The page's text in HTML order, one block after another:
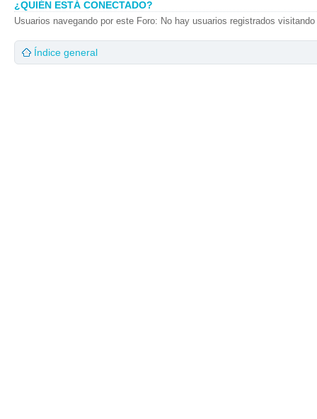
¿QUIÉN ESTÁ CONECTADO?
Usuarios navegando por este Foro: No hay usuarios registrados
Índice general